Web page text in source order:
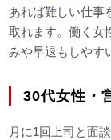
あれば難しい仕事
取れます。働く女
みや早退もしやす
30代女性・
月に1回上司と面